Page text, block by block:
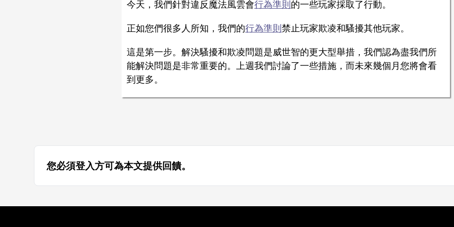
今天，我們針對違反魔法風雲會行為準則的一些玩家採取了行動。
正如您們很多人所知，我們的行為準則禁止玩家欺凌和騷擾其他玩家。
這是第一步。解決騷擾和欺凌問題是威世智的更大型舉措，我們認為盡我們所
能解決問題是非常重要的。上週我們討論了一些措施，而未來幾個月您將會看
到更多。
您必須登入方可為本文提供回饋。